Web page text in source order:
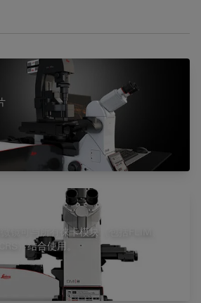
镜可与所有徕卡模块（包括FLIM、
）结合使用。